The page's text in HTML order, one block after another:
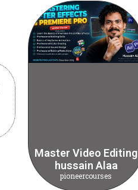
Master Video Editing
hussain Alaa
pioneercourses